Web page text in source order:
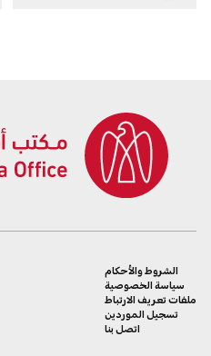
الشروط والأحكام
سياسة الخصوصية
ملفات تعريف الارتباط
تسجيل الموردين
اتصل بنا